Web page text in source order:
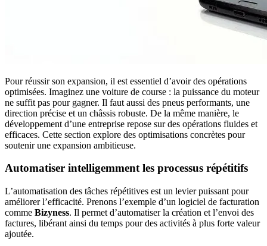
Pour réussir son expansion, il est essentiel d’avoir des opérations
optimisées. Imaginez une voiture de course : la puissance du moteur
ne suffit pas pour gagner. Il faut aussi des pneus performants, une
direction précise et un châssis robuste. De la même manière, le
développement d’une entreprise repose sur des opérations fluides et
efficaces. Cette section explore des optimisations concrètes pour
soutenir une expansion ambitieuse.
Automatiser intelligemment les processus répétitifs
L’automatisation des tâches répétitives est un levier puissant pour
améliorer l’efficacité. Prenons l’exemple d’un logiciel de facturation
comme Bizyness. Il permet d’automatiser la création et l’envoi des
factures, libérant ainsi du temps pour des activités à plus forte valeur
ajoutée.